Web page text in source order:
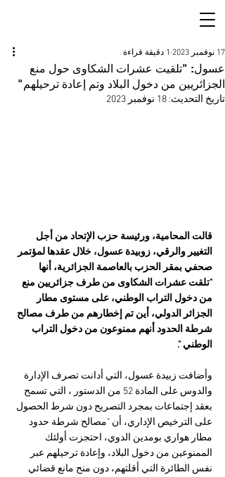
عسول: "تلقيت عشرات الشكاوى حول منع
الجزائريين من دخول البلاد وتم إعادة ترحيلهم"
17 نوفمبر 2023 1 دقيقة قراءة
تاريخ التحديث: 18 نوفمبر 2023
قالت المحامية، ورئيسة حزب الإتحاد من أجل
التغيير والرقي، زوبيدة عسول، خلال عقدها لمؤتمر
صحفي بمقر الحزب بالعاصمة الجزائرية، أنها
"تلقت عشرات الشكاوى من طرف جزائريين منع
من دخول التراب الوطني، على مستوى مطار
الجزائر الدولي، أين تم إخطارهم من طرف مصالح
شرطة الحدود أنهم ممنوعون من دخول التراب
الوطني ".
وأضافت زبيدة عسول، التي أدانت تصرف الإدارة
والدوس على المادة 52 من الدستور ، التي تسمح
بعقد إجتماعات بمجرد التصريح دون شرط الحصول
على الترخيص الإداري، أن "مصالح شرطة حدود
مطار هواري بومدين الدوي، احتجزت أولئك
الممنوعين من دخول البلاد، وإعادة ترحيلهم عبر
نفس الطائرة التي أقلتهم، دون منح مانع قضائي